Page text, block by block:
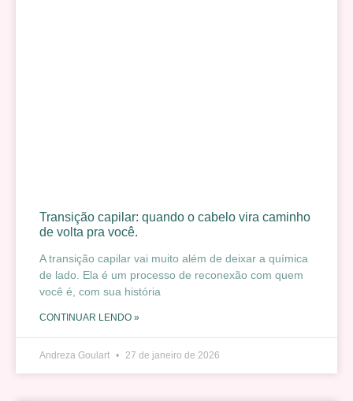
Transição capilar: quando o cabelo vira caminho
de volta pra você.
A transição capilar vai muito além de deixar a química
de lado. Ela é um processo de reconexão com quem
você é, com sua história
CONTINUAR LENDO »
Andreza Goulart 27 de janeiro de 2026